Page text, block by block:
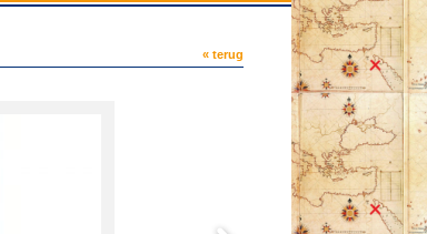
« terug